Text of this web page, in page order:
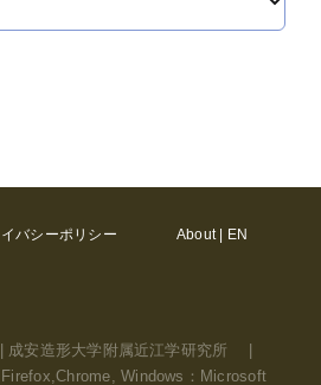
バシーポリシー About | EN
| 成安造形大学附属近江学研究所 |
Windows：Microsoft